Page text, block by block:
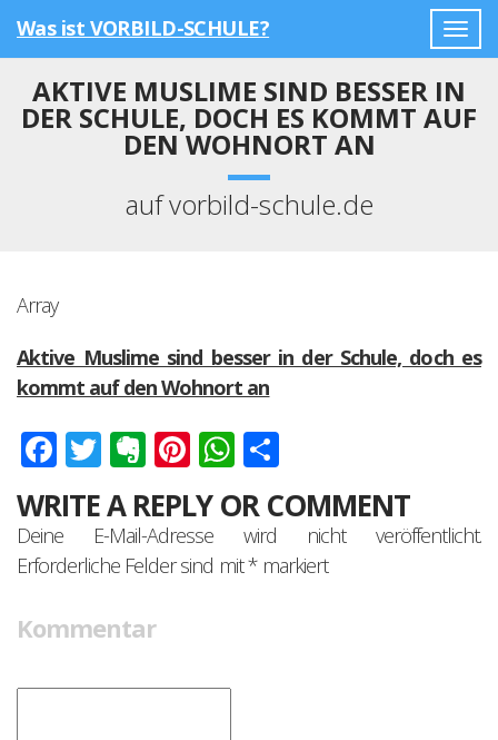
Was ist VORBILD-SCHULE?
AKTIVE MUSLIME SIND BESSER IN
DER SCHULE, DOCH ES KOMMT AUF
DEN WOHNORT AN
auf vorbild-schule.de
Array
Aktive Muslime sind besser in der Schule, doch es
kommt auf den Wohnort an
Facebook
Twitter
Evernote
Pinterest
WhatsApp
WRITE A REPLY OR COMMENT
Deine E-Mail-Adresse wird nicht veröffentlicht.
Erforderliche Felder sind mit*markiert
Kommentar